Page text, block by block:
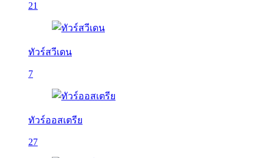
21
ทัวร์สวีเดน
7
ทัวร์ออสเตรีย
27